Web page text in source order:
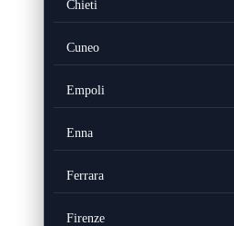
Chieti
Cuneo
Empoli
Enna
Ferrara
Firenze